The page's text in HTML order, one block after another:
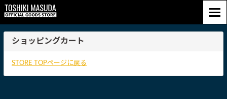
ショッピングカート
STORE TOPページに戻る